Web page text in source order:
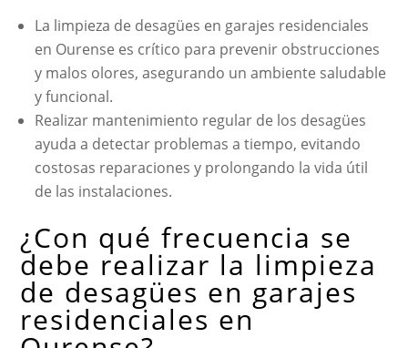
La limpieza de desagües en garajes residenciales
en Ourense es crítico para prevenir obstrucciones
y malos olores, asegurando un ambiente saludable
y funcional.
Realizar mantenimiento regular de los desagües
ayuda a detectar problemas a tiempo, evitando
costosas reparaciones y prolongando la vida útil
de las instalaciones.
¿Con qué frecuencia se
debe realizar la limpieza
de desagües en garajes
residenciales en